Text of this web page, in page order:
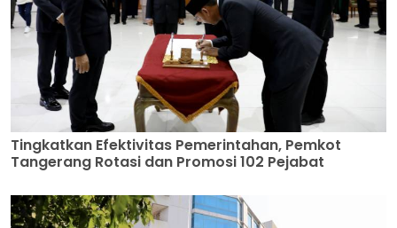
Tingkatkan Efektivitas Pemerintahan, Pemkot
Tangerang Rotasi dan Promosi 102 Pejabat